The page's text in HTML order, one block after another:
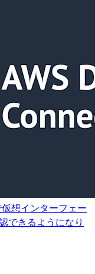
想インターフェー
できるようになり